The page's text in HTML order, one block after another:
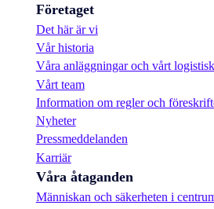
m
i
n
:
F
ö
r
b
å
d
e
p
e
r
Företaget
Det här är vi
Vår historia
Våra anläggningar och vårt
Vårt team
Information om regler och
Nyheter
Pressmeddelanden
Karriär
Våra åtaganden
Människan och säkerheten i